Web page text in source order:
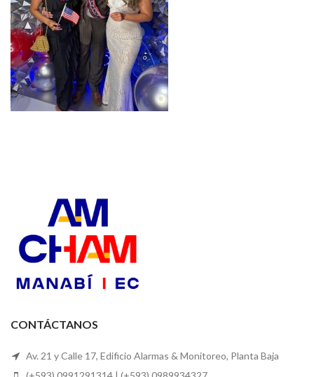
CONTÁCTANOS
Av. 21 y Calle 17, Edificio Alarmas & Monitoreo, Planta Baja